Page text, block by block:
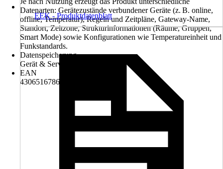
Datenarten: Gerätezustände verbundener Geräte (z. B. online,
offline, Temperatur), Regeln und Zeitpläne, Gateway-Name,
Standort, Zeitzone, Strukturinformationen (Räume, Gruppen,
Smart Mode) sowie Konfigurationen wie Temperatureinheit und
Funkstandards.
Datenspeicherung
Gerät & Server
EAN
4306516786701
EEK - Produktdatenblatt